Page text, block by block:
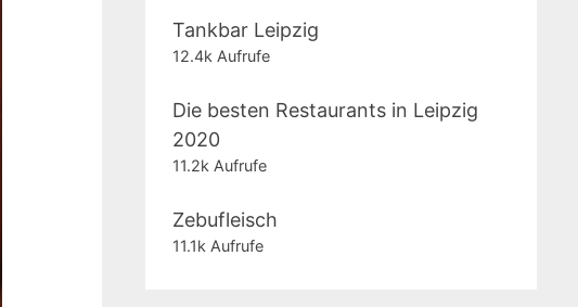
Tankbar Leipzig
12.4k Aufrufe
Die besten Restaurants in Leipzig
2020
11.2k Aufrufe
Zebufleisch
11.1k Aufrufe